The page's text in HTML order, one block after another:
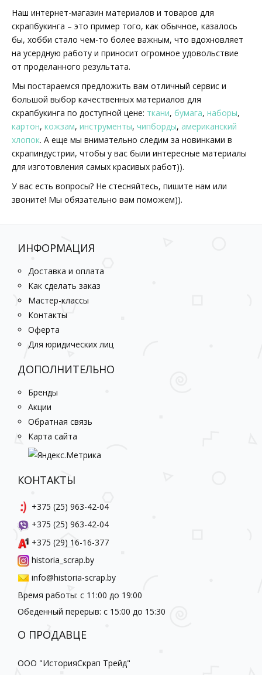
Наш интернет-магазин материалов и товаров для
скрапбукинга – это пример того, как обычное, казалось
бы, хобби стало чем-то более важным, что вдохновляет
на усердную работу и приносит огромное удовольствие
от проделанного результата.
Мы постараемся предложить вам отличный сервис и
большой выбор качественных материалов для
скрапбукинга по доступной цене: ткани, бумага, наборы,
картон, кожзам, инструменты, чипборды, американский
хлопок. А еще мы внимательно следим за новинками в
скрапиндустрии, чтобы у вас были интересные материалы
для изготовления самых красивых работ)).
У вас есть вопросы? Не стесняйтесь, пишите нам или
звоните! Мы обязательно вам поможем)).
ИНФОРМАЦИЯ
Доставка и оплата
Как сделать заказ
Мастер-классы
Контакты
Оферта
Для юридических лиц
ДОПОЛНИТЕЛЬНО
Бренды
Акции
Обратная связь
Карта сайта
КОНТАКТЫ
+375 (25) 963-42-04
+375 (25) 963-42-04
+375 (29) 16-16-377
historia_scrap.by
info@historia-scrap.by
Время работы: с 11:00 до 19:00
Обеденный перерыв: с 15:00 до 15:30
О ПРОДАВЦЕ
ООО "ИсторияСкрап Трейд"